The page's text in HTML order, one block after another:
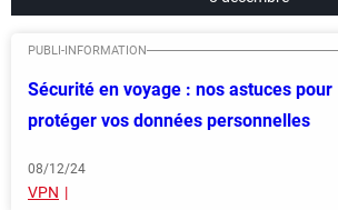
Sécurité en voyage : nos astuces pour
protéger vos données personnelles
08/12/24
VPN